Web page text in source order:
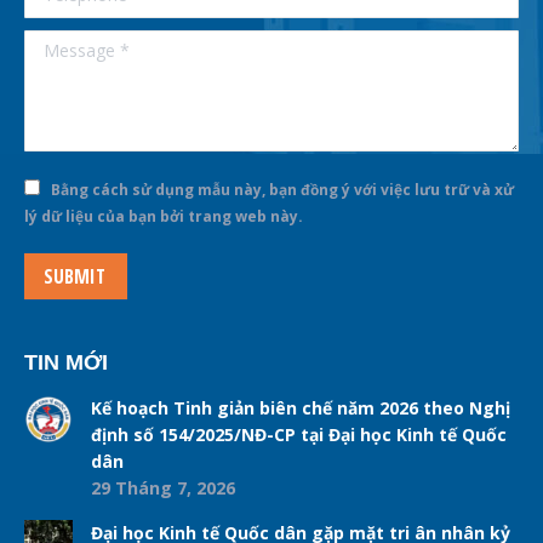
Message *
Bằng cách sử dụng mẫu này, bạn đồng ý với việc lưu trữ và xử
lý dữ liệu của bạn bởi trang web này.
SUBMIT
TIN MỚI
Kế hoạch Tinh giản biên chế năm 2026 theo Nghị
định số 154/2025/NĐ-CP tại Đại học Kinh tế Quốc
dân
29 Tháng 7, 2026
Đại học Kinh tế Quốc dân gặp mặt tri ân nhân kỷ